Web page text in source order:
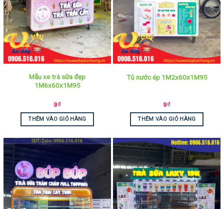
Mẫu xe trà sữa đẹp
1M6x60x1M95
9₫
THÊM VÀO GIỎ HÀNG
Tủ nước ép 1M2x60x1M95
9₫
THÊM VÀO GIỎ HÀNG